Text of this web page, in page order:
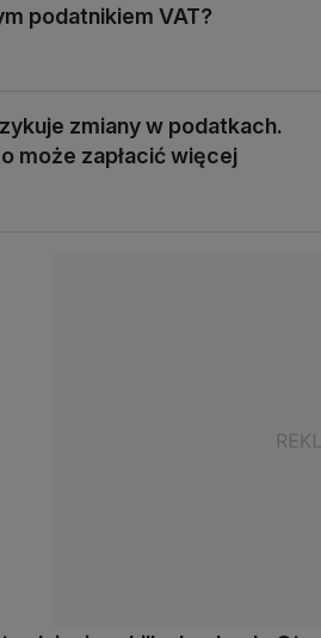
podatnikiem VAT?
zmiany w podatkach.
może zapłacić więcej